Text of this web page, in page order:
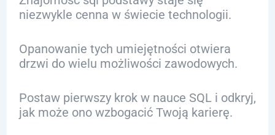
niezwykle cenna w świecie technologii.
Opanowanie tych umiejętności otwiera
drzwi do wielu możliwości zawodowych.
Postaw pierwszy krok w nauce SQL i odkryj,
jak może ono wzbogacić Twoją karierę.